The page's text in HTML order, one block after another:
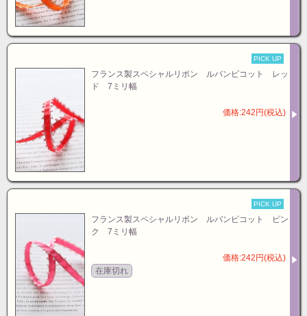
PICK UP
フランス製スペシャルリボン ルバンピコット レッ
ド 7ミリ幅
価格:242円(税込)
PICK UP
フランス製スペシャルリボン ルバンピコット ピン
ク 7ミリ幅
価格:242円(税込)
在庫切れ